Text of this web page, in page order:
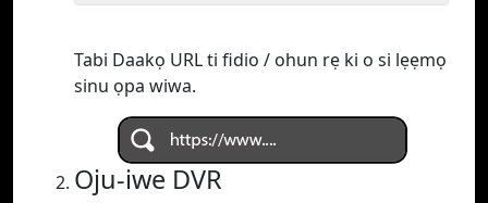
Tabi Daakọ URL ti fidio / ohun rẹ ki o si lẹẹmọ
sinu ọpa wiwa.
Oju-iwe DVR